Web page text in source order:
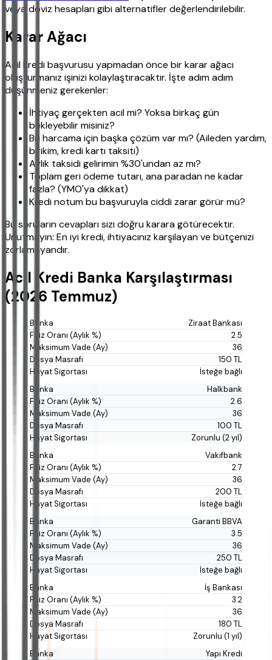
veya döviz hesapları gibi alternatifler değerlendirilebilir.
Karar Ağacı
Acil kredi başvurusu yapmadan önce bir karar ağacı
oluşturmanız işinizi kolaylaştıracaktır. İşte adım adım
düşünmeniz gerekenler:
İhtiyaç gerçekten acil mi? Yoksa birkaç gün
bekleyebilir misiniz?
Bu harcama için başka çözüm var mı? (Aileden yardım,
birikim, kredi kartı taksiti)
Aylık taksidi gelirimin %30'undan az mı?
Toplam geri ödeme tutarı, ana paradan ne kadar
fazla? (YMO'ya dikkat)
Kredi notum bu başvuruyla ciddi zarar görür mü?
Bu soruların cevapları sizi doğru karara götürecektir.
Unutmayın: En iyi kredi, ihtiyacınız karşılayan ve bütçenizi
zorlamayandır.
Acil Kredi Banka Karşılaştırması
(2026 Temmuz)
Ziraat Bankası
2.5
36
150 TL
İsteğe bağlı
Halkbank
2.6
36
100 TL
Zorunlu (2 yıl)
Vakıfbank
2.7
36
200 TL
İsteğe bağlı
Garanti BBVA
3.5
36
250 TL
İsteğe bağlı
İş Bankası
3.2
36
180 TL
Zorunlu (1 yıl)
Yapı Kredi